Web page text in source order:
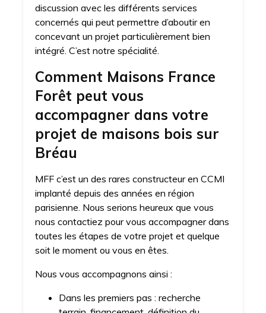
discussion avec les différents services
concernés qui peut permettre d’aboutir en
concevant un projet particulièrement bien
intégré. C’est notre spécialité.
Comment Maisons France
Forêt peut vous
accompagner dans votre
projet de maisons bois sur
Bréau
MFF c’est un des rares constructeur en CCMI
implanté depuis des années en région
parisienne. Nous serions heureux que vous
nous contactiez pour vous accompagner dans
toutes les étapes de votre projet et quelque
soit le moment ou vous en êtes.
Nous vous accompagnons ainsi :
Dans les premiers pas : recherche